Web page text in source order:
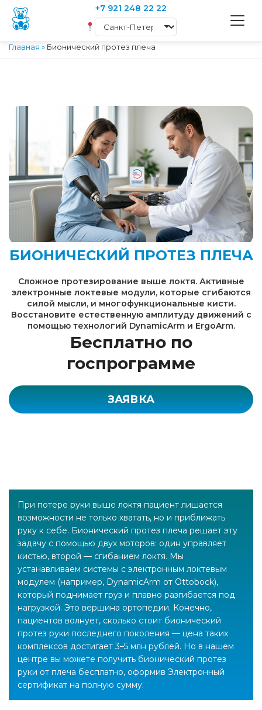
+7 921 248 22 22
Главная » Бионический протез плеча
БИОНИЧЕСКИЙ ПРОТЕЗ ПЛЕЧА
Сложное протезирование выше локтя. Активные
электронные локтевые модули, которые сгибаются
силой мысли, и многофункциональные кисти.
Восстановите естественную амплитуду движений с
помощью технологий DynamicArm и ErgoArm.
Бесплатно по
госпрограмме
ЗАЯВКА
При потере руки выше локтя пациент лишается
возможности не только хватать, но и приближать
руку к себе. Бионический протез плеча решает эту
задачу с помощью двух моторов: один управляет
кистью, второй — сгибанием локтя. Мы
устанавливаем системы с электронным локтевым
модулем (например, DynamicArm от Ottobock),
который поднимает груз и плавно разгибается под
нагрузкой. Это вершина ортопедии. Конечно,
пациентов волнует, сколько стоит бионический
протез руки последнего поколения — цена таких
комплексов достигает 3–5 млн рублей. Но в нашем
центре вы можете получить бионический протез
руки от плеча бесплатно, оформив Электронный
сертификат на полную сумму.